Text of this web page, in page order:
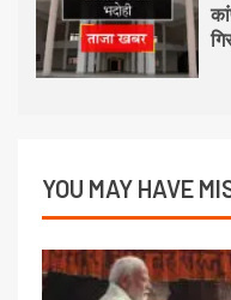
YOU MAY HAVE